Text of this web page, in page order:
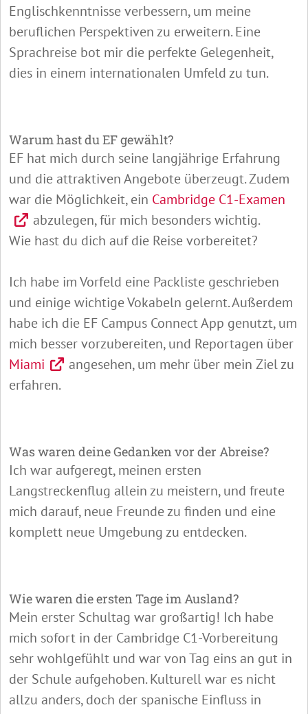
Englischkenntnisse verbessern, um meine
beruflichen Perspektiven zu erweitern. Eine
Sprachreise bot mir die perfekte Gelegenheit,
dies in einem internationalen Umfeld zu tun.
Warum hast du EF gewählt?
EF hat mich durch seine langjährige Erfahrung
und die attraktiven Angebote überzeugt. Zudem
war die Möglichkeit, ein Cambridge C1-Examen
abzulegen, für mich besonders wichtig.
Wie hast du dich auf die Reise vorbereitet?
Ich habe im Vorfeld eine Packliste geschrieben
und einige wichtige Vokabeln gelernt. Außerdem
habe ich die EF Campus Connect App genutzt, um
mich besser vorzubereiten, und Reportagen über
Miami
angesehen, um mehr über mein Ziel zu
erfahren.
Was waren deine Gedanken vor der Abreise?
Ich war aufgeregt, meinen ersten
Langstreckenflug allein zu meistern, und freute
mich darauf, neue Freunde zu finden und eine
komplett neue Umgebung zu entdecken.
Wie waren die ersten Tage im Ausland?
Mein erster Schultag war großartig! Ich habe
mich sofort in der Cambridge C1-Vorbereitung
sehr wohlgefühlt und war von Tag eins an gut in
der Schule aufgehoben. Kulturell war es nicht
allzu anders, doch der spanische Einfluss in